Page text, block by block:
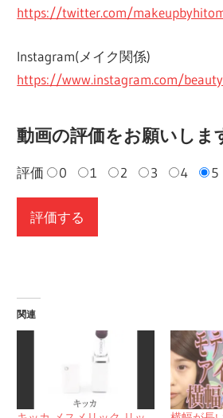
https://twitter.com/
Instagram(メイク関係)
https://www.instagram.com/
動画の評価をお願いしま
評価 0 1 2 3 4 5
関連